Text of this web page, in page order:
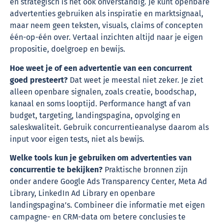
advertenties gebruiken als inspiratie en marktsignaal,
maar neem geen teksten, visuals, claims of concepten
één-op-één over. Vertaal inzichten altijd naar je eigen
propositie, doelgroep en bewijs.
Hoe weet je of een advertentie van een concurrent
goed presteert? Dat weet je meestal niet zeker. Je ziet
alleen openbare signalen, zoals creatie, boodschap,
kanaal en soms looptijd. Performance hangt af van
budget, targeting, landingspagina, opvolging en
saleskwaliteit. Gebruik concurrentieanalyse daarom als
input voor eigen tests, niet als bewijs.
Welke tools kun je gebruiken om advertenties van
concurrentie te bekijken? Praktische bronnen zijn
onder andere Google Ads Transparency Center, Meta Ad
Library, LinkedIn Ad Library en openbare
landingspagina’s. Combineer die informatie met eigen
campagne- en CRM-data om betere conclusies te